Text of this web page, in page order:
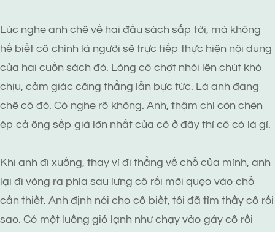
Lúc nghe anh chê về hai đầu sách sắp tới, mà không
hề biết cô chính là người sẽ trực tiếp thực hiện nội dung
của hai cuốn sách đó. Lòng cô chợt nhói lên chút khó
chịu, cảm giác căng thẳng lẫn bực tức. Là anh đang
chê cô đó. Có nghe rõ không. Anh, thậm chí còn chèn
ép cả ông sếp già lớn nhất của cô ở đây thì cô có là gì.
Khi anh đi xuống, thay vì đi thẳng về chỗ của mình, anh
lại đi vòng ra phía sau lưng cô rồi mới quẹo vào chỗ
cần thiết. Anh định nói cho cô biết, tôi đã tìm thấy cô rồi
sao. Có một luồng gió lạnh như chạy vào gáy cô rồi